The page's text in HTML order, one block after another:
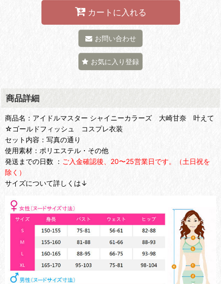
カートに入れる
お問い合わせ
お気に入り登録
商品詳細
商品名：アイドルマスター シャイニーカラーズ 大崎甘奈 叶えて
☆ゴールドフィッシュ コスプレ衣装
セット内容：写真の通り
使用素材：ポリエステル・その他
発送までの日数 ： ご入金確認後、20〜25営業日です。（土日祝を
除く）
サイズについて詳しくは↓